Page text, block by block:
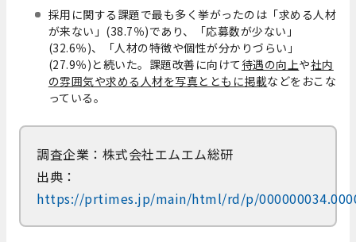
採用に関する課題で最も多く挙がったのは「求める人材
が来ない」(38.7％)であり、「応募数が少ない」
(32.6％)、「人材の特徴や個性が分かりづらい」
(27.9％)と続いた。課題改善に向けて 待遇の向上や社内
の雰囲気や求める人材を写真とともに掲載などをおこな
っている。
調査企業：株式会社エムエム総研
出典：
https://prtimes.jp/main/html/rd/p/